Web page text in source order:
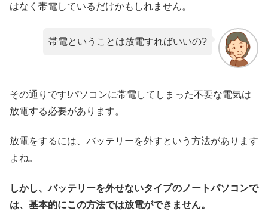
はなく帯電しているだけかもしれません。
帯電ということは放電すればいいの?
その通りです!パソコンに帯電してしまった不要な電気は
放電する必要があります。
放電をするには、バッテリーを外すという方法があります
よね。
しかし、バッテリーを外せないタイプのノートパソコンで
は、基本的にこの方法では放電ができません。